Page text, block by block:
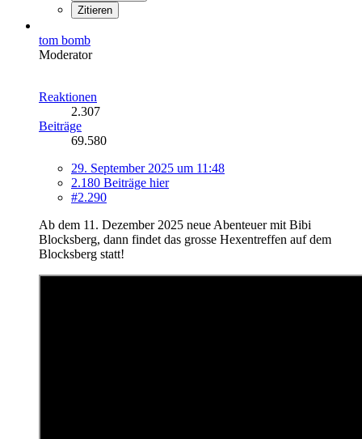
Zitieren
tom bomb
Moderator
Reaktionen
2.307
Beiträge
69.580
29. September 2025 um 11:48
2.180 Beiträge hier
#2.290
Ab dem 11. Dezember 2025 neue Abenteuer mit Bibi
Blocksberg, dann findet das grosse Hexentreffen auf dem
Blocksberg statt!